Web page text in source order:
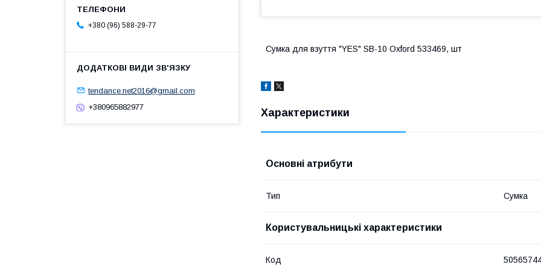
Сумка для взуття "YES" SB-10 Oxford 533469, шт
Характеристики
Основні атрибути
Тип Сумка
Користувальницькі характеристики
Код
+380 (96) 588-29-77
tendance.net2016@gmail.com
+380965882977